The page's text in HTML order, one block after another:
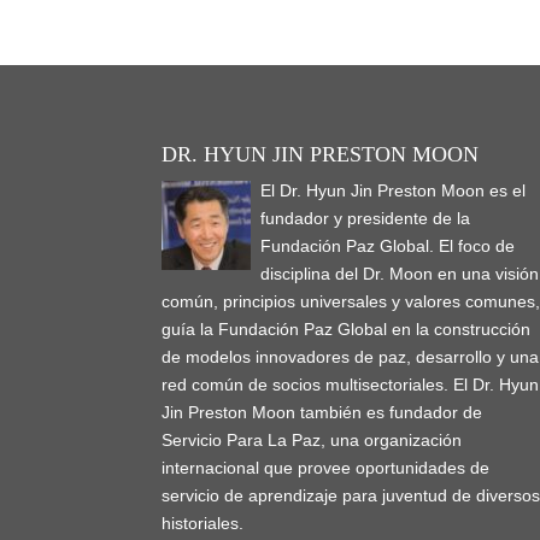
DR. HYUN JIN PRESTON MOON
El Dr. Hyun Jin Preston Moon es el
fundador y presidente de la
Fundación Paz Global. El foco de
disciplina del Dr. Moon en una visión
común, principios universales y valores comunes,
guía la Fundación Paz Global en la construcción
de modelos innovadores de paz, desarrollo y una
red común de socios multisectoriales. El Dr. Hyun
Jin Preston Moon también es fundador de
Servicio Para La Paz, una organización
internacional que provee oportunidades de
servicio de aprendizaje para juventud de diversos
historiales.